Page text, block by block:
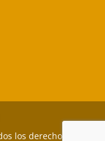
los derechos